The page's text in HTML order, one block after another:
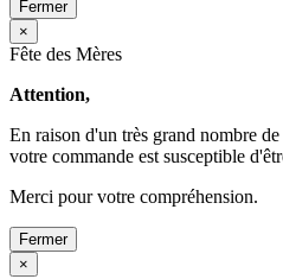
Fermer
×
Fête des Mères
Attention,
En raison d'un très grand nombre
votre commande est susceptible
Merci pour votre compréhension.
Fermer
×